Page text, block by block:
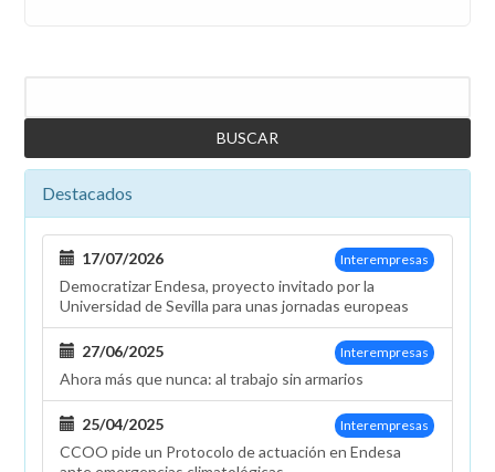
Destacados
Interempresas
17/07/2026
Democratizar Endesa, proyecto invitado por la
Universidad de Sevilla para unas jornadas europeas
Interempresas
27/06/2025
Ahora más que nunca: al trabajo sin armarios
Interempresas
25/04/2025
CCOO pide un Protocolo de actuación en Endesa